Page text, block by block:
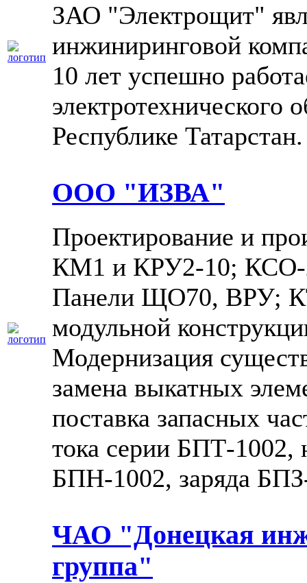
ЗАО "Электрощит"
инжиниринговой
10 лет успешно
электротехнического
Республике Татарстан.
ООО "ИЗВА"
Проектирование и
КМ1 и КРУ2-10; КСО-
Панели ЩО70, ВРУ;
модульной
Модернизация
замена выкатных
поставка запасных
тока серии БПТ-1002,
БПН-1002, заряда
ЧАО "Донецкая
группа"